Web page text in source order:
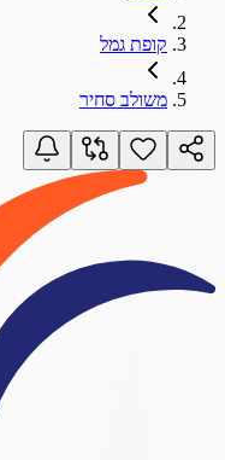
קופת גמל
משולב סחיר